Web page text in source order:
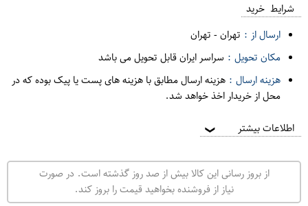
شرایط خرید
ارسال از : تهران- تهران
مکان تحویل : سراسر ایران قابل تحویل می باشد
هزینه ارسال : هزینه ارسال مطابق با هزینه های پست یا پیک بوده که در
محل از خریدار اخذ خواهد شد.
اطلاعات بیشتر ❯
از بروز رسانی این کالا بیش از صد روز گذشته است. در صورت
نیاز از فروشنده بخواهید قیمت را بروز کند.